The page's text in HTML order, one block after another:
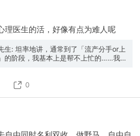
理医生的活，好像有点为难人呢
生: 坦率地讲，通常到了「流产分手or上
的阶段，我基本上是帮不上忙的……我能
是相信谎言心存侥幸，要么是心有残念
0